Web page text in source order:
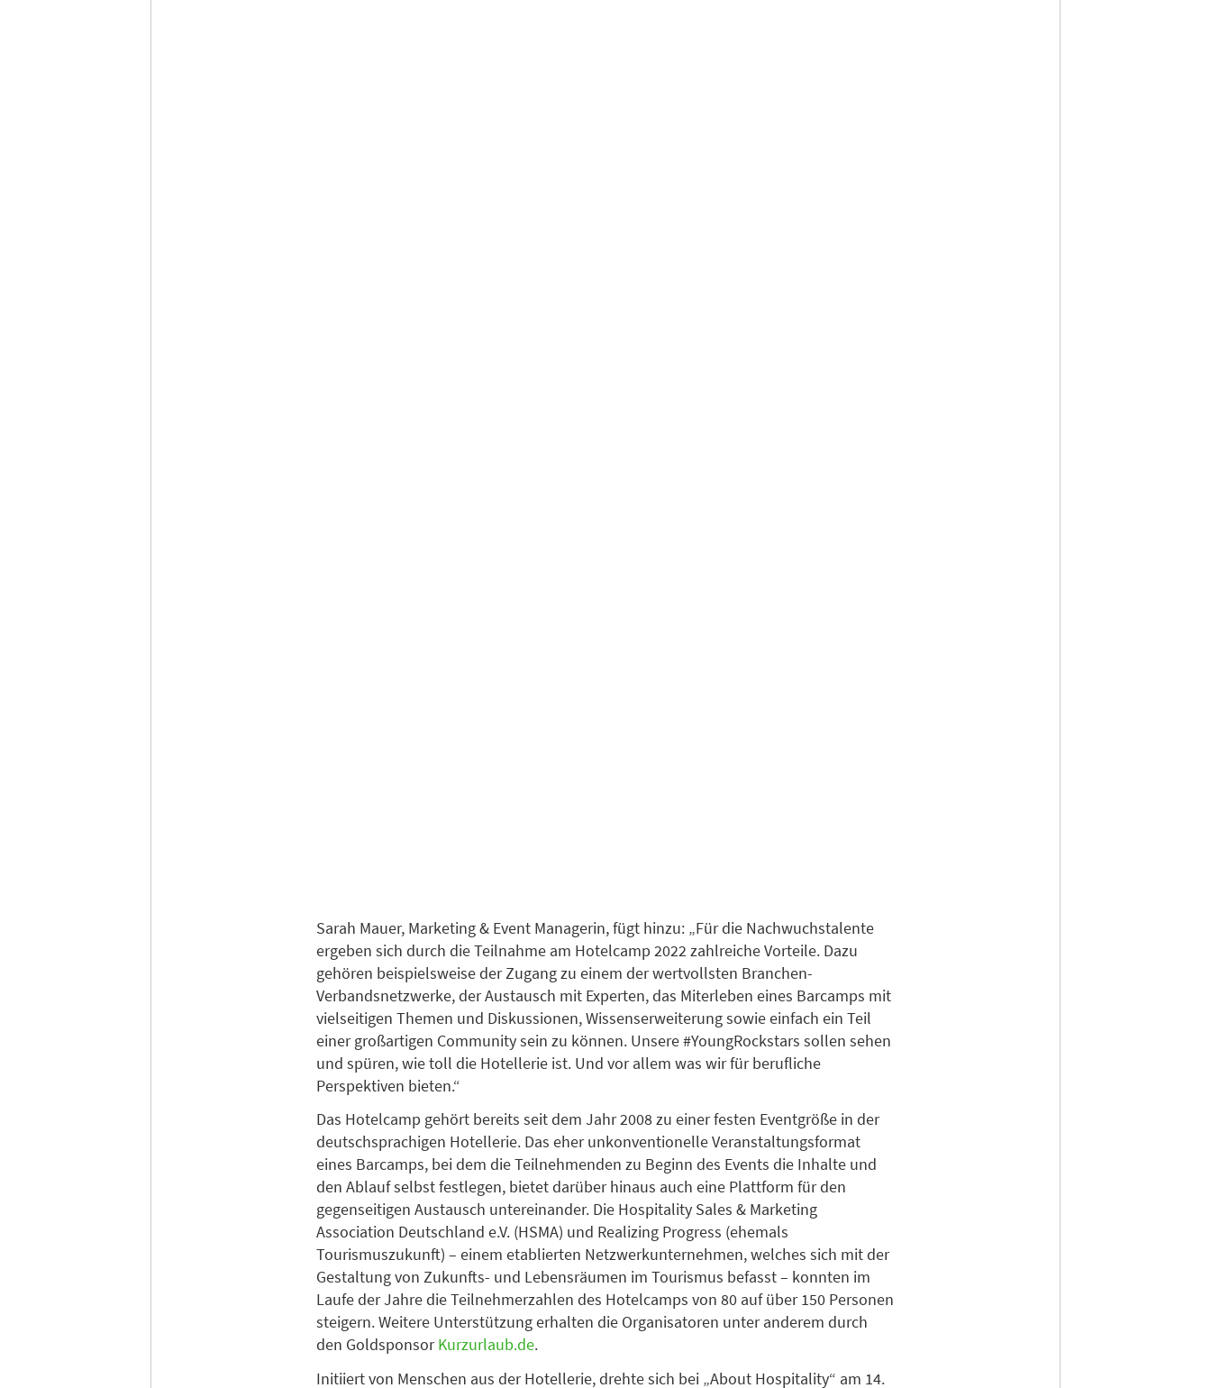
Sarah Mauer, Marketing & Event Managerin, fügt hinzu: „Für die Nachwuchstalente
ergeben sich durch die Teilnahme am Hotelcamp 2022 zahlreiche Vorteile. Dazu
gehören beispielsweise der Zugang zu einem der wertvollsten Branchen-
Verbandsnetzwerke, der Austausch mit Experten, das Miterleben eines Barcamps mit
vielseitigen Themen und Diskussionen, Wissenserweiterung sowie einfach ein Teil
einer großartigen Community sein zu können. Unsere #YoungRockstars sollen sehen
und spüren, wie toll die Hotellerie ist. Und vor allem was wir für berufliche
Perspektiven bieten.“
Das Hotelcamp gehört bereits seit dem Jahr 2008 zu einer festen Eventgröße in der
deutschsprachigen Hotellerie. Das eher unkonventionelle Veranstaltungsformat
eines Barcamps, bei dem die Teilnehmenden zu Beginn des Events die Inhalte und
den Ablauf selbst festlegen, bietet darüber hinaus auch eine Plattform für den
gegenseitigen Austausch untereinander. Die Hospitality Sales & Marketing
Association Deutschland e.V. (HSMA) und Realizing Progress (ehemals
Tourismuszukunft) – einem etablierten Netzwerkunternehmen, welches sich mit der
Gestaltung von Zukunfts- und Lebensräumen im Tourismus befasst – konnten im
Laufe der Jahre die Teilnehmerzahlen des Hotelcamps von 80 auf über 150 Personen
steigern. Weitere Unterstützung erhalten die Organisatoren unter anderem durch
den GoldsponsorKurzurlaub.de.
Initiiert von Menschen aus der Hotellerie, drehte sich bei „About Hospitality“ am 14.